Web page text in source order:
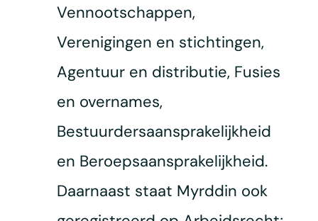
Vennootschappen,
Verenigingen en stichtingen,
Agentuur en distributie, Fusies
en overnames,
Bestuurdersaansprakelijkheid
en Beroepsaansprakelijkheid.
Daarnaast staat Myrddin ook